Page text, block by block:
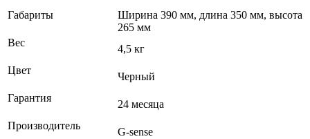
Габариты
Ширина 390 мм, длина 350 мм, высота
265 мм
Вес
4,5 кг
Цвет
Черный
Гарантия
24 месяца
Производитель
G-sense